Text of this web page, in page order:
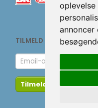
TILMELD NYHEDSBREV
Email-
adresse
Tilmeld
Afmeld